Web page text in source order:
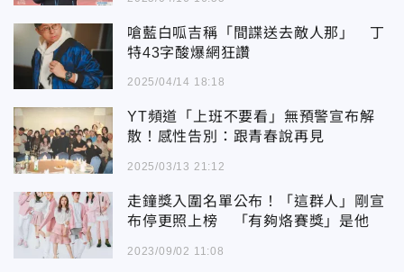
嗆藍白呱吉稱「間諜送去敵人那」 丁
特43字酸爆網狂讚
2025/04/14 18:18
YT頻道「上班不要看」無預警宣布解
散！感性告別：跟青春說再見
2025/03/13 21:12
走鐘獎入圍名單公布！「這群人」剛宣
布停更照上榜 「有夠烙賽獎」是他
2023/09/02 11:08